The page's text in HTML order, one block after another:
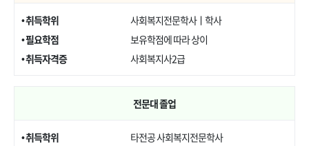
• 취득학위
사회복지전문학사ㅣ학사
• 필요학점
보유학점에 따라 상이
• 취득자격증
사회복지사2급
전문대 졸업
• 취득학위
타전공 사회복지전문학사